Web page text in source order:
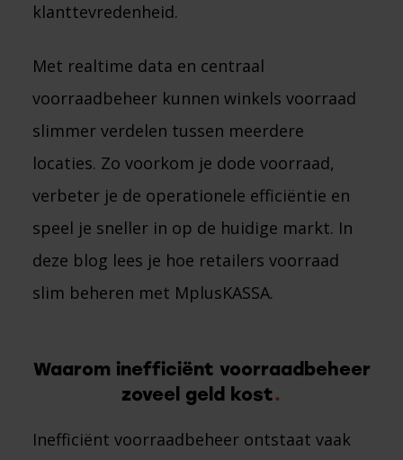
klanttevredenheid.
Met realtime data en centraal
voorraadbeheer kunnen winkels voorraad
slimmer verdelen tussen meerdere
locaties. Zo voorkom je dode voorraad,
verbeter je de operationele efficiëntie en
speel je sneller in op de huidige markt. In
deze blog lees je hoe retailers voorraad
slim beheren met MplusKASSA.
Waarom inefficiënt voorraadbeheer
zoveel geld kost
Inefficiënt voorraadbeheer ontstaat vaak